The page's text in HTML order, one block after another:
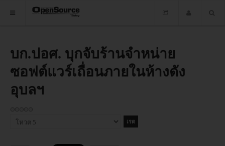
ซอฟต์แวร์
ข่าว
บก.ปอศ. บุกจับร้านจำหน่าย
ซอฟต์แวร์เถื่อนภายในห้างดัง
อุบลฯ
กรุณา